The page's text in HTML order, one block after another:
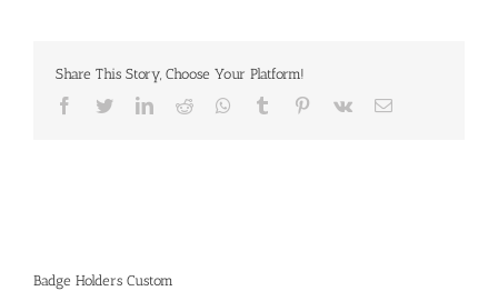
作
Share This Story, Choose Your Platform!
Facebook
TwitterLinkedIn
Reddit Whatsapp
Tumblr Pinterest
Vk Email
Badge Holders Custom